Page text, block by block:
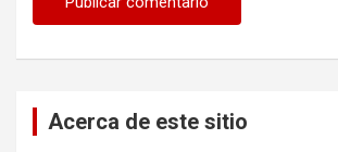
Acerca de este sitio